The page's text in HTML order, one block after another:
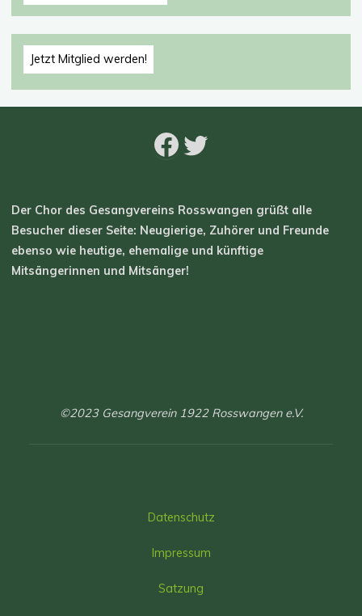
Jetzt Mitglied werden!
Facebook
Twitter
Der Chor des Gesangvereins Rosswangen grüßt alle
Besucher dieser Seite: Neugierige, Zuhörer und Freunde
ebenso wie heutige, ehemalige und künftige
Mitsängerinnen und Mitsänger!
©2023 Gesangverein 1922 Rosswangen e.V.
Datenschutz
Impressum
Satzung